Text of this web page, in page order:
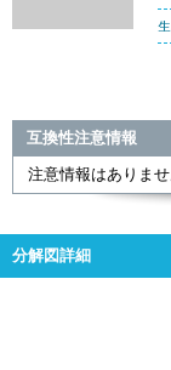
互換性注意情報
注意情報はありませ
分解図詳細